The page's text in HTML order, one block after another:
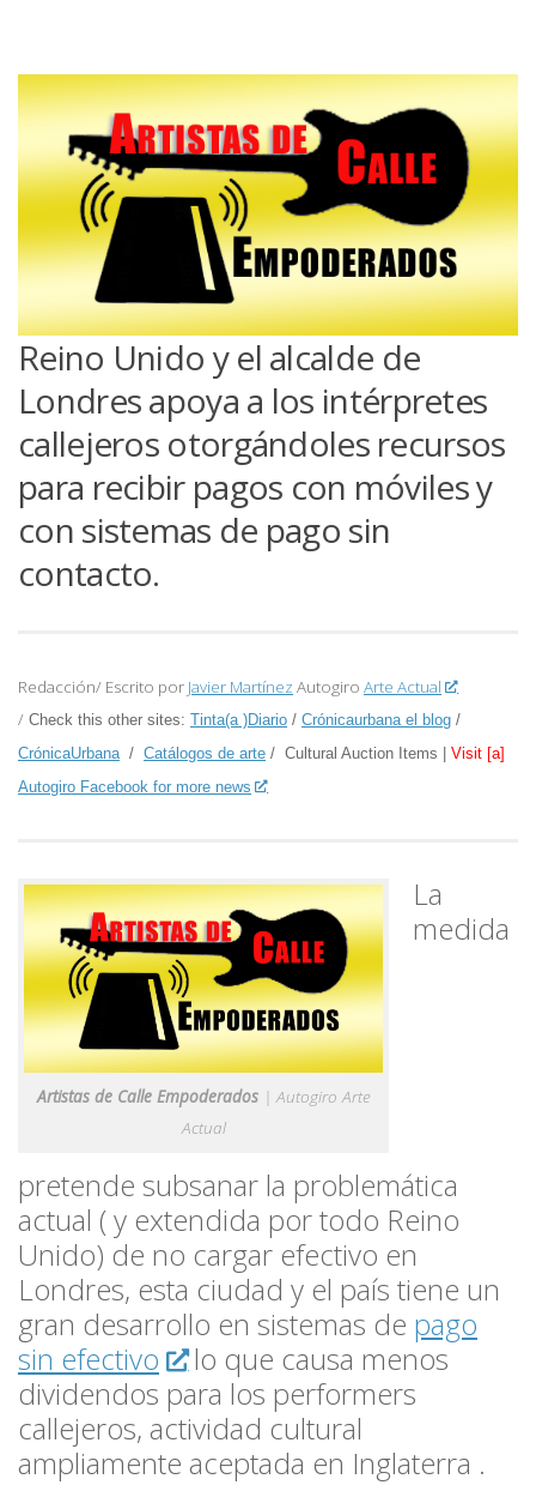
Reino Unido y el alcalde de
Londres apoya a los intérpretes
callejeros otorgándoles recursos
para recibir pagos con móviles y
con sistemas de pago sin
contacto.
Redacción/ Escrito por Javier Martínez Autogiro Arte Actual
/ Check this other sites: Tinta(a )Diario / Crónicaurbana el blog /
CrónicaUrbana / Catálogos de arte / Cultural Auction Items | Visit [a]
Autogiro Facebook for more news
Artistas de Calle Empoderados| Autogiro Arte
Actual
La
medida
pretende subsanar la problemática
actual ( y extendida por todo Reino
Unido) de no cargar efectivo en
Londres, esta ciudad y el país tiene un
gran desarrollo en sistemas de pago
sin efectivo
lo que causa menos
dividendos para los performers
callejeros, actividad cultural
ampliamente aceptada en Inglaterra .